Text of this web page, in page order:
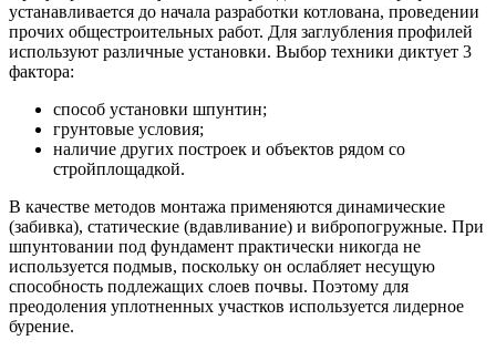
устанавливается до начала разработки котлована, проведении
прочих общестроительных работ. Для заглубления профилей
используют различные установки. Выбор техники диктует 3
фактора:
способ установки шпунтин;
грунтовые условия;
наличие других построек и объектов рядом со
стройплощадкой.
В качестве методов монтажа применяются динамические
(забивка), статические (вдавливание) и вибропогружные. При
шпунтовании под фундамент практически никогда не
используется подмыв, поскольку он ослабляет несущую
способность подлежащих слоев почвы. Поэтому для
преодоления уплотненных участков используется лидерное
бурение.